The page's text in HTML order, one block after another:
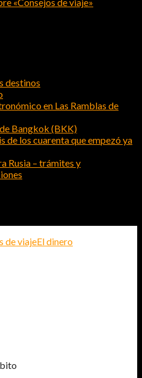
destinos
en Las Ramblas de
Bangkok (BKK)
de los cuarenta que empezó ya
Rusia – trámites y
de viajeEl dinero